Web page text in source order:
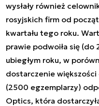
wysłały również
rosyjskich firm od
kwartału tego roku.
prawie podwoiła się
ubiegłym roku, w
dostarczenie
(2500 egzemplarzy)
Optics, która